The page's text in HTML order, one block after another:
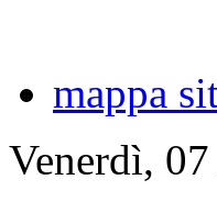
mappa
Venerdì,